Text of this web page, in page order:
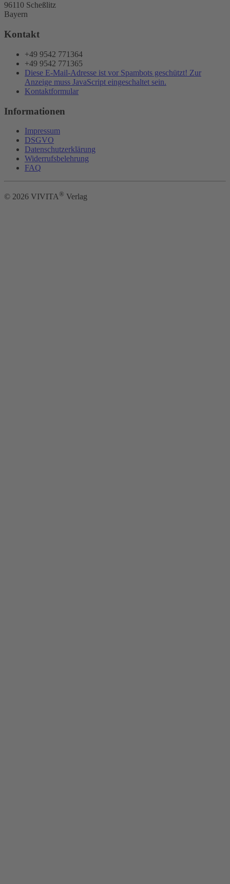
96110 Scheßlitz
Bayern
Kontakt
+49 9542 771364
+49 9542 771365
Diese E-Mail-Adresse ist vor Spambots geschützt! Zur
Anzeige muss JavaScript eingeschaltet sein.
Kontaktformular
Informationen
Impressum
DSGVO
Datenschutzerklärung
Widerrufsbelehrung
FAQ
© 2026 VIVITA® Verlag